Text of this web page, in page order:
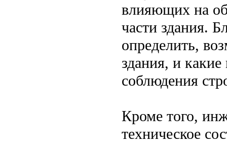
влияющих на
части здания.
определить,
здания, и
соблюдения
Кроме того,
техническое